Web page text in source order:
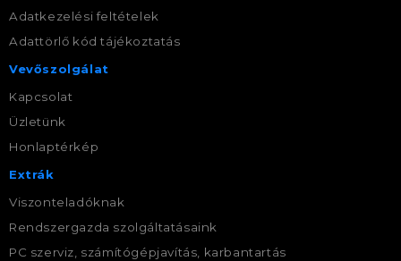
Adatkezelési feltételek
Adattörlő kód tájékoztatás
Vevőszolgálat
Kapcsolat
Üzletünk
Honlaptérkép
Extrák
Viszonteladóknak
Rendszergazda szolgáltatásaink
PC szerviz, számítógépjavítás, karbantartás